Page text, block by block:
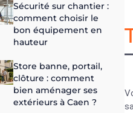
Sécurité sur chantier :
comment choisir le
bon équipement en
hauteur
Store banne, portail,
clôture : comment
bien aménager ses
extérieurs à Caen ?